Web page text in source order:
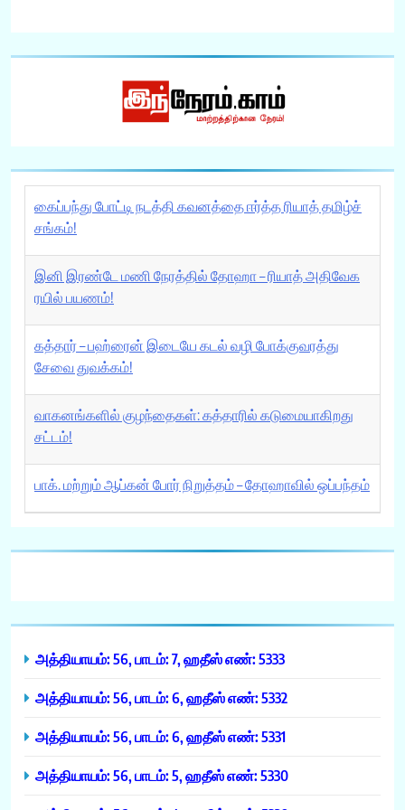
கைப்பந்து போட்டி நடத்தி கவனத்தை ஈர்த்த ரியாத் தமிழ்ச்
சங்கம்!
இனி இரண்டே மணி நேரத்தில் தோஹா – ரியாத் அதிவேக
ரயில் பயணம்!
கத்தார் – பஹ்ரைன் இடையே கடல் வழி போக்குவரத்து
சேவை துவக்கம்!
வாகனங்களில் குழந்தைகள்: கத்தாரில் கடுமையாகிறது
சட்டம்!
பாக். மற்றும் ஆப்கன் போர் நிறுத்தம் – தோஹாவில் ஒப்பந்தம்
அத்தியாயம்: 56, பாடம்: 7, ஹதீஸ் எண்: 5333
அத்தியாயம்: 56, பாடம்: 6, ஹதீஸ் எண்: 5332
அத்தியாயம்: 56, பாடம்: 6, ஹதீஸ் எண்: 5331
அத்தியாயம்: 56, பாடம்: 5, ஹதீஸ் எண்: 5330